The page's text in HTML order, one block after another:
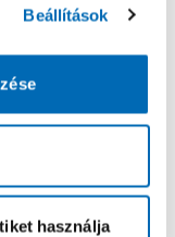
Beállítások
használja